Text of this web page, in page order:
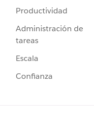
Productividad
Administración de
tareas
Escala
Confianza